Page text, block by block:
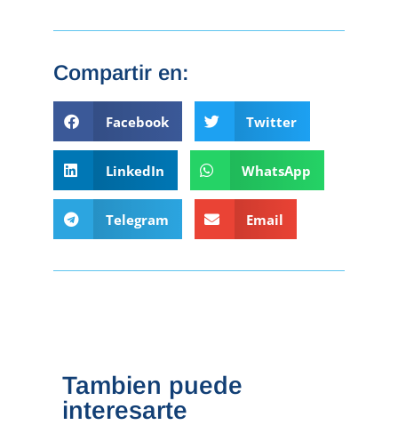
Compartir en:
Facebook Twitter
LinkedIn WhatsApp
Telegram Email
Tambien puede
interesarte